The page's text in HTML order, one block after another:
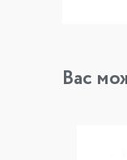
Вас